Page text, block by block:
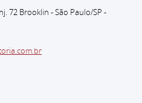
72 Brooklin - São Paulo/SP -